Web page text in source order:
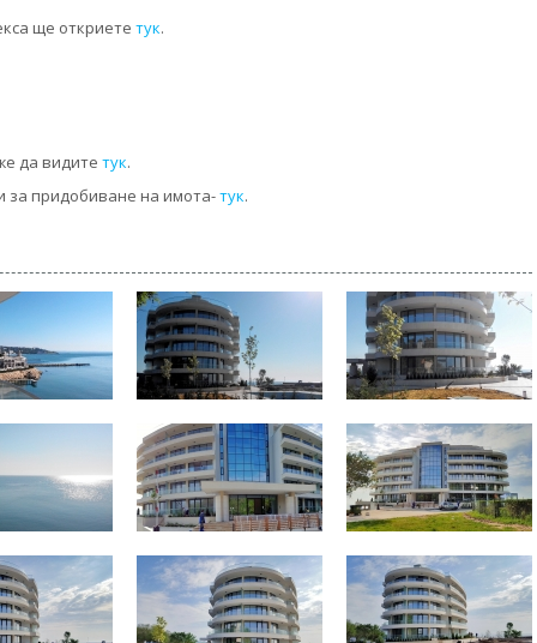
ще откриете тук.
да видите тук.
за придобиване на имота-тук.